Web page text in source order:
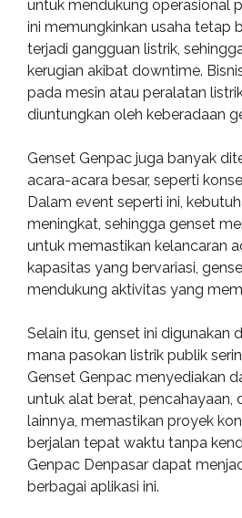
untuk mendukung operasional
ini memungkinkan usaha tetap
terjadi gangguan listrik,
kerugian akibat downtime.
pada mesin atau peralatan
diuntungkan oleh keberadaan
Genset Genpac juga banyak
acara-acara besar, seperti
Dalam event seperti ini,
meningkat, sehingga genset
untuk memastikan kelancaran
kapasitas yang bervariasi,
mendukung aktivitas yang
Selain itu, genset ini digunakan
mana pasokan listrik publik
Genset Genpac menyediakan
untuk alat berat, pencahayaan,
lainnya, memastikan proyek
berjalan tepat waktu tanpa
Genpac Denpasar dapat
berbagai aplikasi ini.